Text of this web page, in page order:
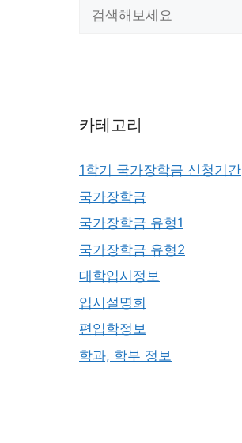
카테고리
1학기 국가장학금 신청기간
국가장학금
국가장학금 유형1
국가장학금 유형2
대학입시정보
입시설명회
편입학정보
학과, 학부 정보